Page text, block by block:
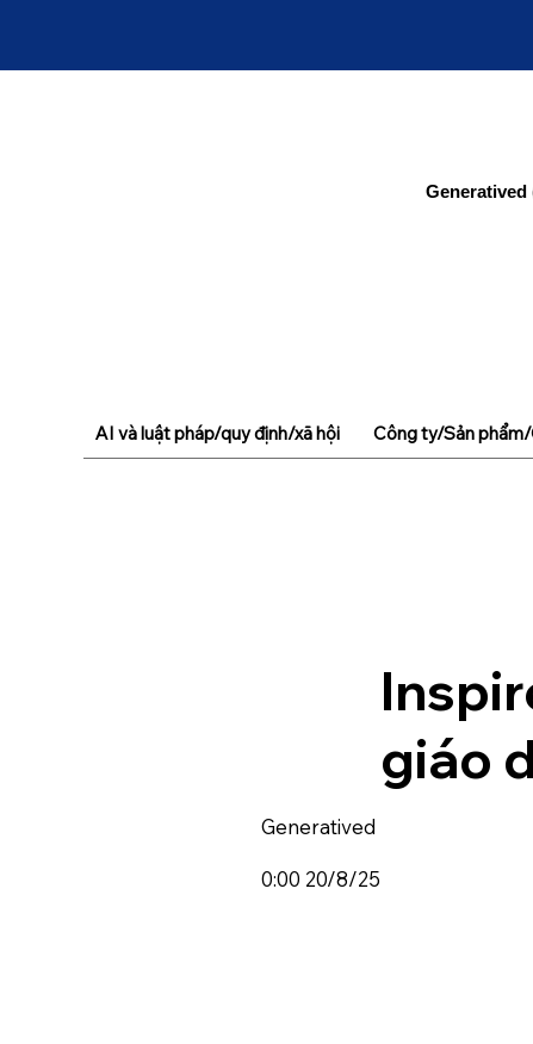
giáo
Generatived
0:00 20/8/25
AI và luật pháp/quy định/xã hội Công ty/Sản